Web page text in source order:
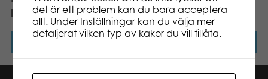
pussel
Läs mer
1000 pcs pussel
det är ett problem kan du bara acceptera
allt. Under Inställningar kan du välja mer
detaljerat vilken typ av kakor du vill tillåta.